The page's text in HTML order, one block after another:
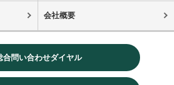
会社概要
合問い合わせダイヤル